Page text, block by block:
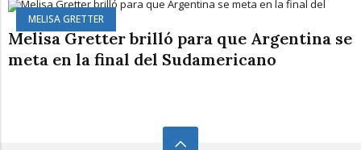
MELISA GRETTER
Melisa Gretter brilló para que Argentina se
meta en la final del Sudamericano